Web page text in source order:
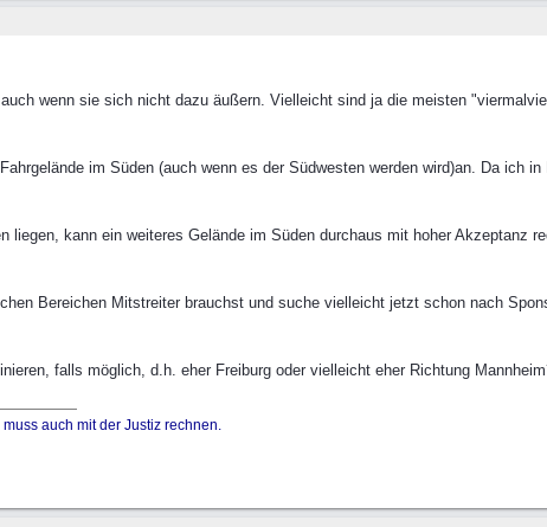
wenn sie sich nicht dazu äußern. Vielleicht sind ja die meisten
im Süden (auch wenn es der Südwesten werden wird)an. Da ich
liegen, kann ein weiteres Gelände im Süden durchaus mit hoher Akzeptanz
Bereichen Mitstreiter brauchst und suche vielleicht jetzt schon nach
falls möglich, d.h. eher Freiburg oder vielleicht eher Richtung
auch mit der Justiz rechnen.